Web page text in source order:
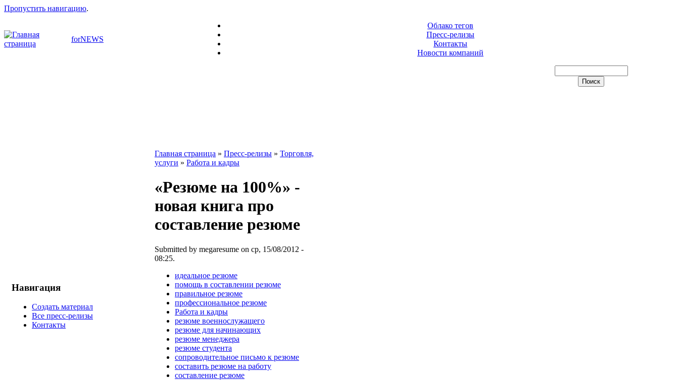
Пропустить навигацию.
forNEWS
Облако тегов
Пресс-релизы
Контакты
Новости компаний
Навигация
Создать материал
Все пресс-релизы
Контакты
Главная страница » Пресс-релизы » Торговля,
услуги » Работа и кадры
«Резюме на 100%» -
новая книга про
составление резюме
Submitted by megaresume on ср, 15/08/2012 -
08:25.
идеальное резюме
помощь в составлении резюме
правильное резюме
профессиональное резюме
Работа и кадры
резюме военнослужащего
резюме для начинающих
резюме менеджера
резюме студента
сопроводительное письмо к резюме
составить резюме на работу
составление резюме